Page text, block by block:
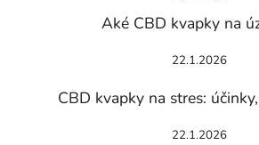
Aké CBD kvapky na
22.1.2026
CBD kvapky na stres:
22.1.2026